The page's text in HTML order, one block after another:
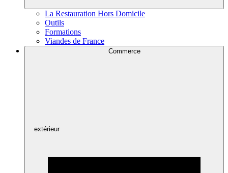
La Restauration Hors Domicile
Outils
Formations
Viandes de France
Commerce
extérieur